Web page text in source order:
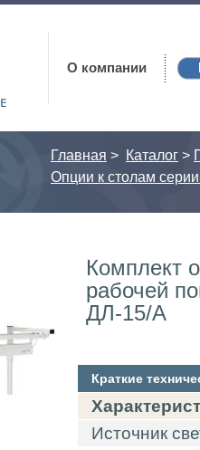
О компании
Главная > Каталог >
Опции к столам
Комплект
рабочей
ДЛ-15/А
Краткие
Источник